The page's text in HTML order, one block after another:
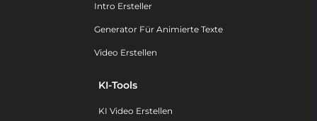
Intro Ersteller
Generator Für Animierte Texte
Video Erstellen
KI-Tools
KI Video Erstellen